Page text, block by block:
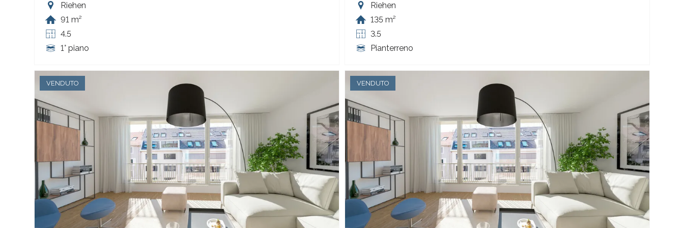
Riehen
91 m²
4.5
1° piano
Riehen
135 m²
3.5
Pianterreno
VENDUTO VENDUTO